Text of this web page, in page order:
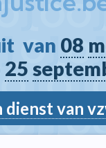
van 08
25
dienst van